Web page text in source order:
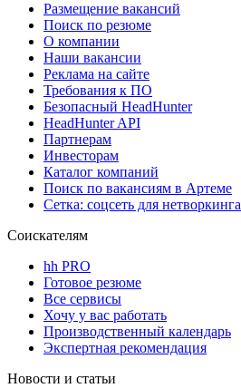
Размещение вакансий
Поиск по резюме
О компании
Наши вакансии
Реклама на сайте
Требования к ПО
Безопасный HeadHunter
HeadHunter API
Партнерам
Инвесторам
Каталог компаний
Поиск по вакансиям в Артеме
Сетка: соцсеть для нетворкинга
Соискателям
hh PRO
Готовое резюме
Все сервисы
Хочу у вас работать
Производственный календарь
Экспертная рекомендация
Новости и статьи